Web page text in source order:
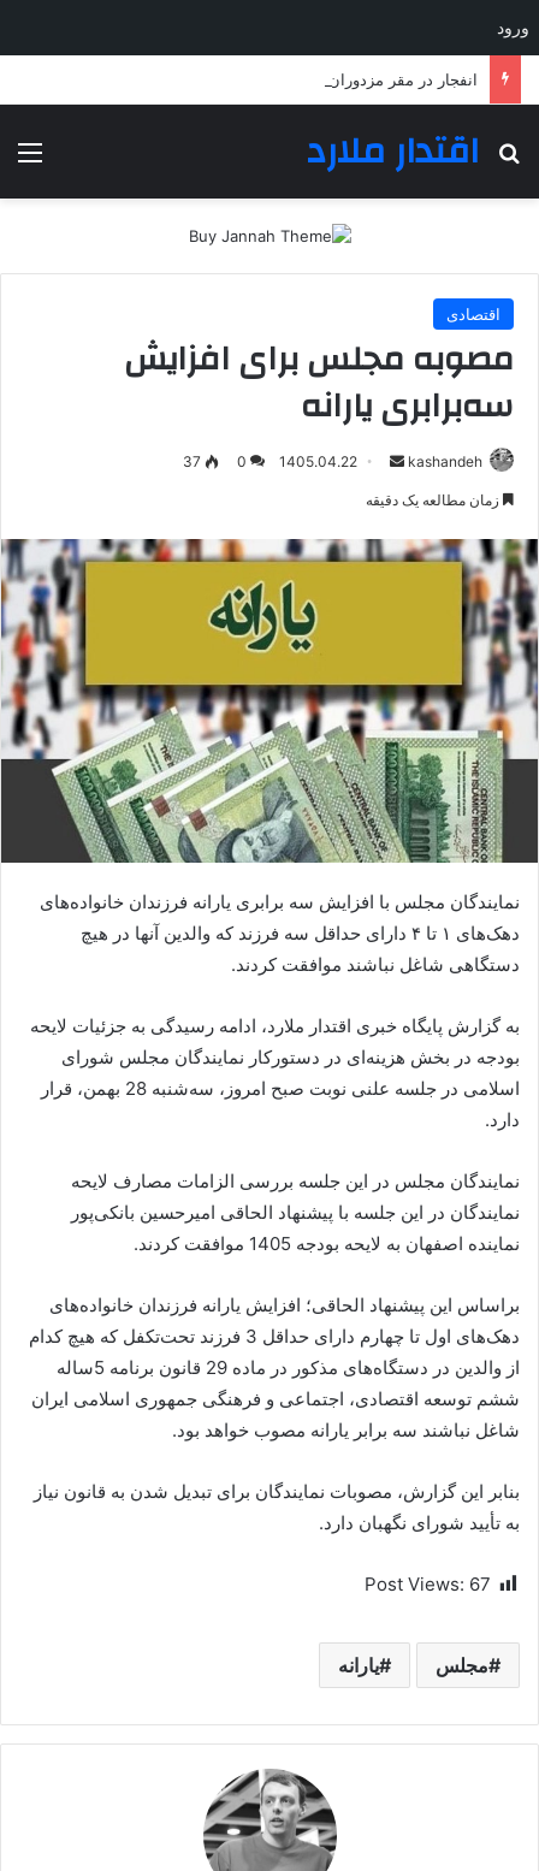
ورود
انفجار در مقر مزدوران وابسته به ریاض در مرکز و شرق یمن
اقتدار ملارد
جستجو برای
اقتصادی
مصوبه مجلس برای افزایش
سه‌برابری یارانه
kashandeh
ارسال1405.04.22
0
37
زمان مطالعه یک دقیقه
نمایندگان مجلس با افزایش سه برابری یارانه فرزندان خانواده‌های
دهک‌های ۱ تا ۴ دارای حداقل سه فرزند که والدین آنها در هیچ
دستگاهی شاغل نباشند موافقت کردند.
به گزارش پایگاه خبری اقتدار ملارد، ادامه رسیدگی به جزئیات لایحه
بودجه در بخش هزینه‌ای در دستورکار نمایندگان مجلس شورای
اسلامی در جلسه علنی نوبت صبح امروز، سه‌شنبه 28 بهمن، قرار
دارد.
نمایندگان مجلس در این جلسه بررسی الزامات مصارف لایحه
نمایندگان در این جلسه با پیشنهاد الحاقی امیرحسین بانکی‌پور
نماینده اصفهان به لایحه بودجه 1405 موافقت کردند.
براساس این پیشنهاد الحاقی؛ افزایش یارانه فرزندان خانواده‌های
دهک‌های اول تا چهارم دارای حداقل 3 فرزند تحت‌تکفل که هیچ کدام
از والدین در دستگاه‌های مذکور در ماده 29 قانون برنامه 5ساله
ششم توسعه اقتصادی، اجتماعی و فرهنگی جمهوری اسلامی ایران
شاغل نباشند سه برابر یارانه مصوب خواهد بود.
بنابر این گزارش، مصوبات نمایندگان برای تبدیل شدن به قانون نیاز
به تأیید شورای نگهبان دارد.
Post Views: 67
مجلس یارانه